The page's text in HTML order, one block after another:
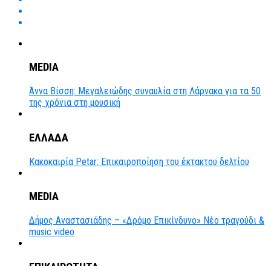
MEDIA
Άννα Βίσση: Μεγαλειώδης συναυλία στη Λάρνακα για τα 50
της χρόνια στη μουσική
ΕΛΛΑΔΑ
Κακοκαιρία Petar: Επικαιροποίηση του έκτακτου δελτίου
MEDIA
Δήμος Αναστασιάδης – «Δρόμο Επικίνδυνο» Νέο τραγούδι &
music video